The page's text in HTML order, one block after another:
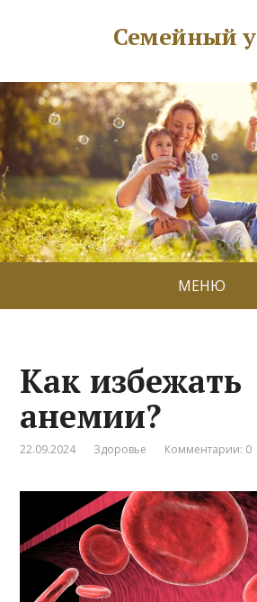
Семейный
МЕНЮ
Как избежать
анемии?
22.09.2024 Здоровье Комментарии: 0